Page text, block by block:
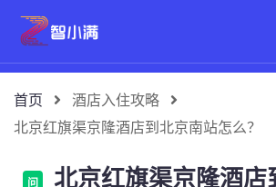
首页
酒店入住攻略
北京红旗渠京隆酒店到北京南站怎么？
问
北京红旗渠京隆酒店